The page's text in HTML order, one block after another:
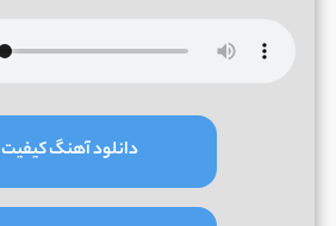
دانلود آهنگ کیفیت 320